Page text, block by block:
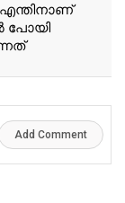
പോയി
|
boli sweet
Add Comment